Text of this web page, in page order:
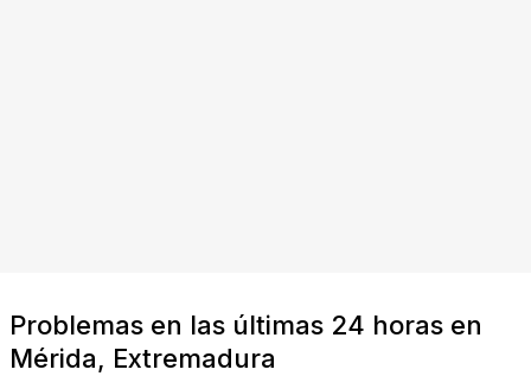
Problemas en las últimas 24 horas en
Mérida, Extremadura